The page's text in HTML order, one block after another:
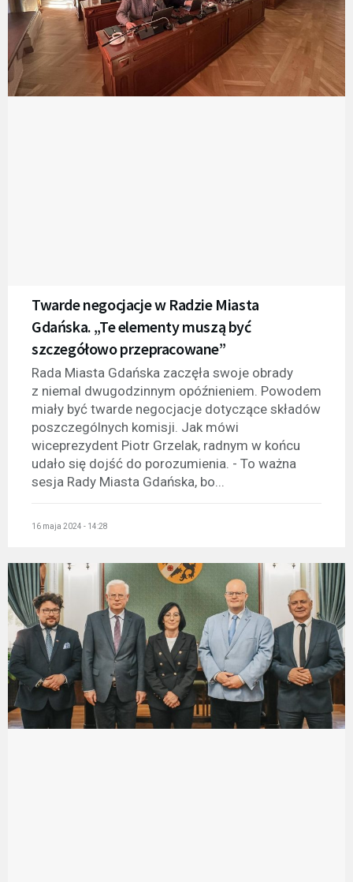
Twarde negocjacje w Radzie Miasta
Gdańska. „Te elementy muszą być
szczegółowo przepracowane”
Rada Miasta Gdańska zaczęła swoje obrady
z niemal dwugodzinnym opóźnieniem. Powodem
miały być twarde negocjacje dotyczące składów
poszczególnych komisji. Jak mówi
wiceprezydent Piotr Grzelak, radnym w końcu
udało się dojść do porozumienia. - To ważna
sesja Rady Miasta Gdańska, bo...
16 maja 2024 - 14:28